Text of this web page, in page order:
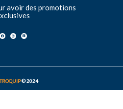
avoir des promotions
© 2024